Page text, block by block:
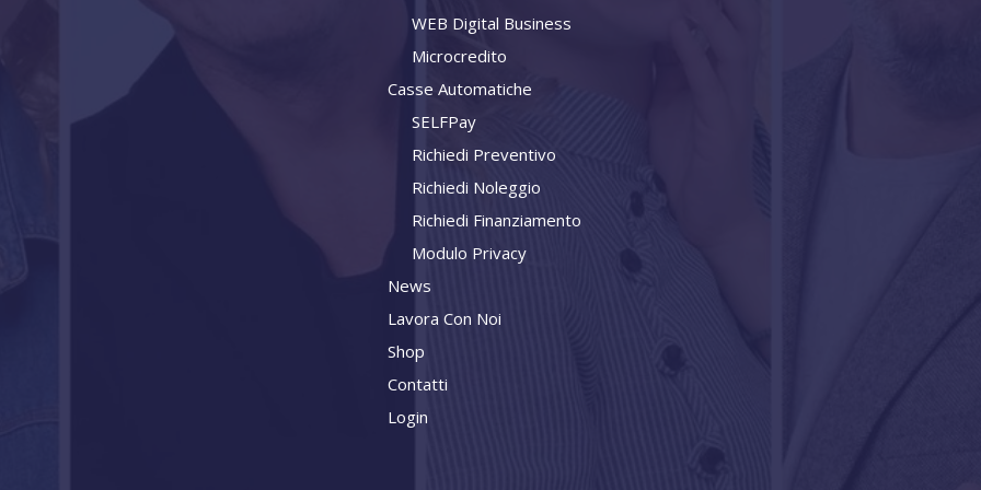
WEB Digital Business
Microcredito
Casse Automatiche
SELFPay
Richiedi Preventivo
Richiedi Noleggio
Richiedi Finanziamento
Modulo Privacy
News
Lavora Con Noi
Shop
Contatti
Login